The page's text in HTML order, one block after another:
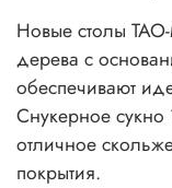
Новые столы
дерева с
обеспечивают
Снукерное сукно
отличное
покрытия.